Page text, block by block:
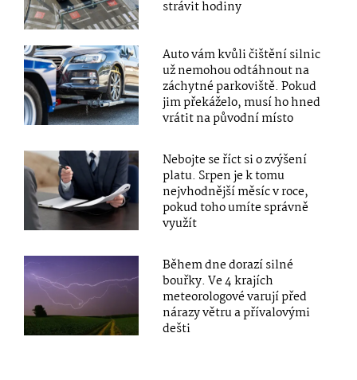
strávit hodiny
Auto vám kvůli čištění silnic
už nemohou odtáhnout na
záchytné parkoviště. Pokud
jim překáželo, musí ho hned
vrátit na původní místo
Nebojte se říct si o zvýšení
platu. Srpen je k tomu
nejvhodnější měsíc v roce,
pokud toho umíte správně
využít
Během dne dorazí silné
bouřky. Ve 4 krajích
meteorologové varují před
nárazy větru a přívalovými
dešti